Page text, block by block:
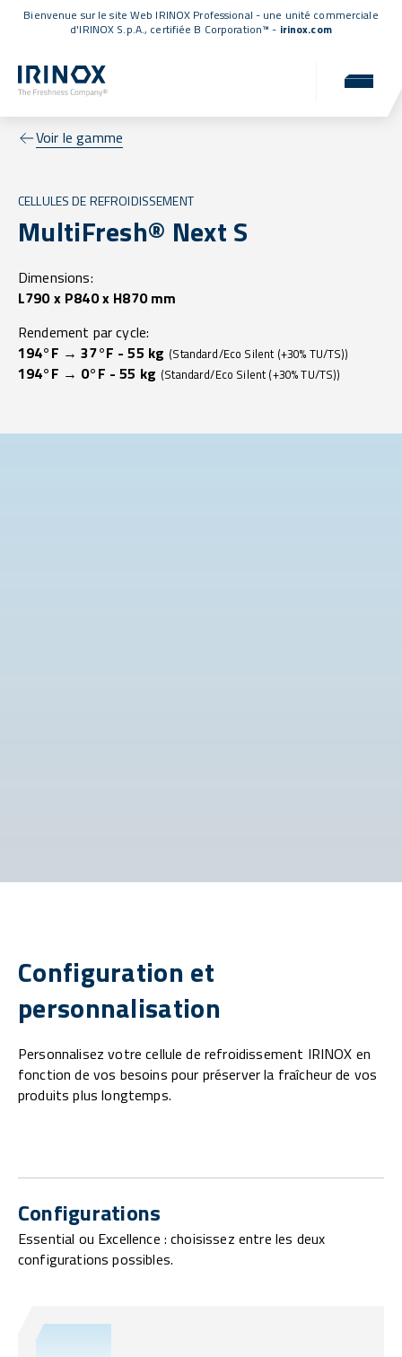
Bienvenue sur le site Web IRINOX Professional - une unité commerciale
d'IRINOX S.p.A., certifiée B Corporation™ - irinox.com
Voir le gamme
CELLULES DE REFROIDISSEMENT
MultiFresh® Next S
Dimensions:
L790 x P840 x H870 mm
Rendement par cycle:
194°F → 37°F - 55 kg (Standard/Eco Silent (+30% TU/TS))
194°F → 0°F - 55 kg (Standard/Eco Silent (+30% TU/TS))
Configuration et
personnalisation
Personnalisez votre cellule de refroidissement IRINOX en
fonction de vos besoins pour préserver la fraîcheur de vos
produits plus longtemps.
Configurations
Essential ou Excellence : choisissez entre les deux
configurations possibles.